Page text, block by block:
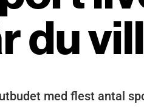
du
med flest antal